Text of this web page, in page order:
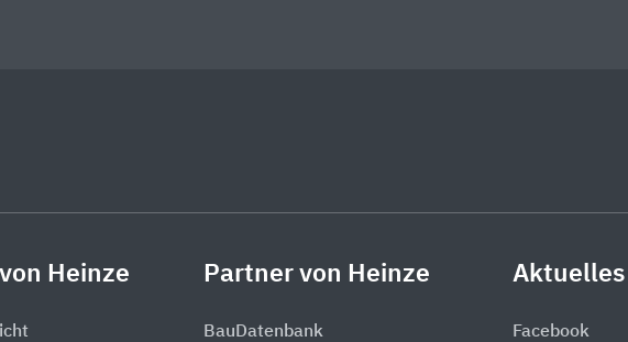
Heinze Partner von Heinze
BauDatenbank
Aktuelles
Facebook